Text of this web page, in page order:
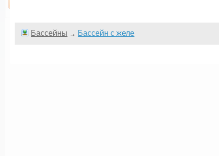
Бассейны → Бассейн с желе